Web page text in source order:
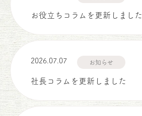
お役立ちコラムを更新しました
2026.07.07 お知らせ
社長コラムを更新しました